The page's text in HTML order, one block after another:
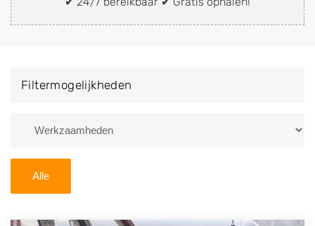
naar de sloop of deze liever laten ophalen op een
van Leeuwarden en ontvang een vergoeding voor uw
Zoekt u liever naar een sloperij in een andere plaats of
U kunt er ook voor kiezen om direct uw sloopauto te
Filtermogelijkheden
Alle